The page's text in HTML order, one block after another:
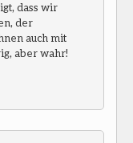
dass wir
der
auch mit
aber wahr!